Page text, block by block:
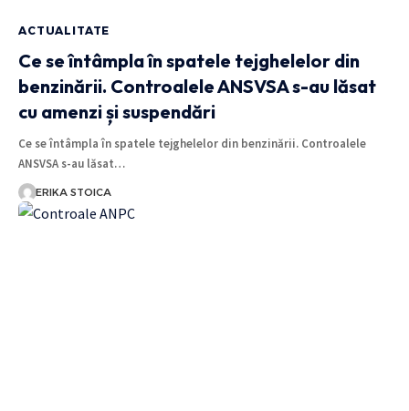
ACTUALITATE
Ce se întâmpla în spatele tejghelelor din
benzinării. Controalele ANSVSA s-au lăsat
cu amenzi și suspendări
Ce se întâmpla în spatele tejghelelor din benzinării. Controalele
ANSVSA s-au lăsat…
ERIKA STOICA